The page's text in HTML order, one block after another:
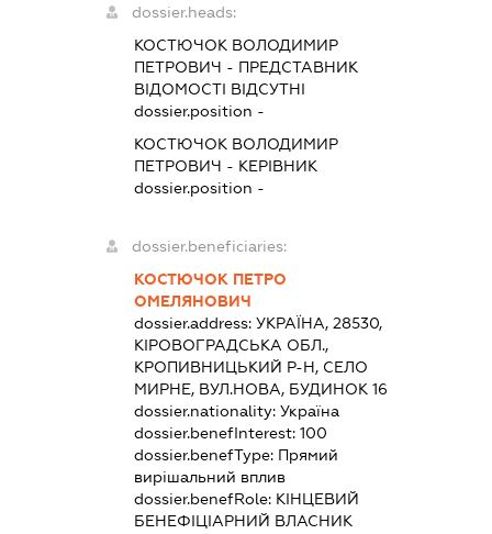
dossier.heads:
КОСТЮЧОК ВОЛОДИМИР
ПЕТРОВИЧ - ПРЕДСТАВНИК
ВІДОМОСТІ ВІДСУТНІ
dossier.position -
КОСТЮЧОК ВОЛОДИМИР
ПЕТРОВИЧ - КЕРІВНИК
dossier.position -
dossier.beneficiaries:
КОСТЮЧОК ПЕТРО
ОМЕЛЯНОВИЧ
dossier.address:УКРАЇНА, 28530,
КІРОВОГРАДСЬКА ОБЛ.,
КРОПИВНИЦЬКИЙ Р-Н, СЕЛО
МИРНЕ, ВУЛ.НОВА, БУДИНОК 16
dossier.nationality:Україна
dossier.benefInterest:100
dossier.benefType: Прямий
вирішальний вплив
dossier.benefRole: КІНЦЕВИЙ
БЕНЕФІЦІАРНИЙ ВЛАСНИК